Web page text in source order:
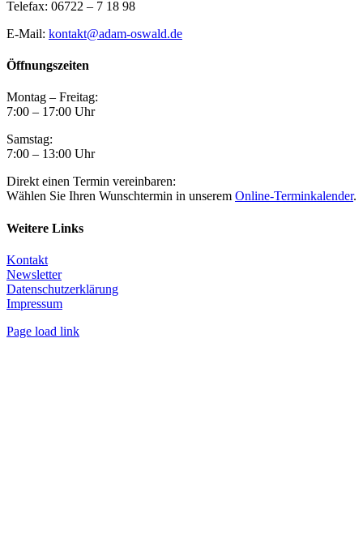
Telefax: 06722 – 7 18 98
E-Mail: kontakt@adam-oswald.de
Öffnungszeiten
Montag – Freitag:
7:00 – 17:00 Uhr
Samstag:
7:00 – 13:00 Uhr
Direkt einen Termin vereinbaren:
Wählen Sie Ihren Wunschtermin in unserem Online-Terminkalender.
Weitere Links
Kontakt
Newsletter
Datenschutzerklärung
Impressum
Page load link